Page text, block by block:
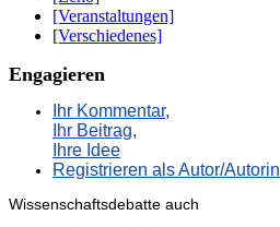
[Veranstaltungen]
[Verschiedenes]
Engagieren
Ihr Kommentar,
Ihr Beitrag,
Ihre Idee
Registrieren als Autor/Autorin
Wissenschaftsdebatte auch